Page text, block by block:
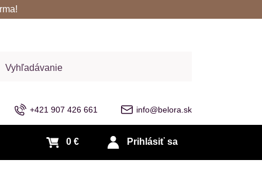
+421 907 426 661 info@belora.sk
Prihlásiť sa
0 €